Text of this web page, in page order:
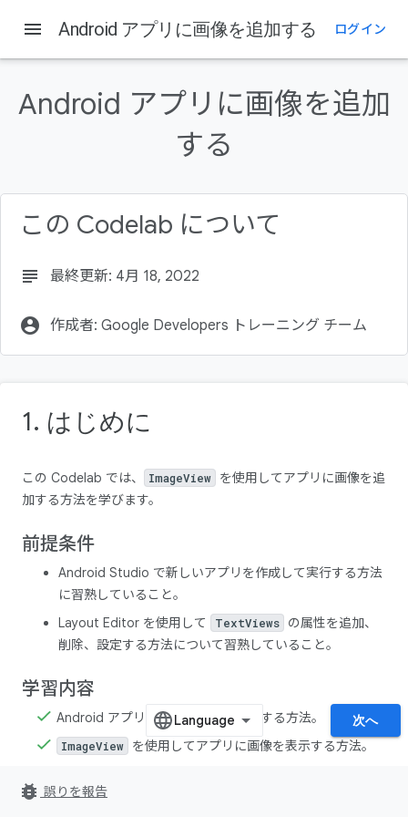
前提条件
menu Android アプリに画像を追加する ログイン
Android アプリに画像を追加
する
この Codelab について
subject 最終更新: 4月 18, 2022
account_circle 作成者: Google Developers トレーニング チーム
1. はじめに
この Codelab では、 ImageView
を使用してアプリに画像を追
加する方法を学びます。
前提条件
Android Studio で新しいアプリを作成して実行する方法
に習熟していること。
Layout Editor を使用して
TextViews
の属性を追加、
削除、設定する方法について習熟していること。
学習内容
Android アプリに画像や写真を追加する方法。
ImageView
を使用してアプリに画像を表示する方法。
字列の再利用を容易にする方法。
次へ
bug_report 誤りを報告